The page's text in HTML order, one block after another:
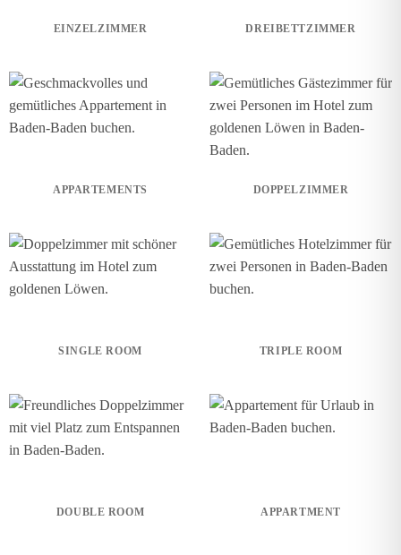
EINZELZIMMER DREIBETTZIMMER
APPARTEMENTS DOPPELZIMMER
SINGLE ROOM TRIPLE ROOM
DOUBLE ROOM APPARTMENT